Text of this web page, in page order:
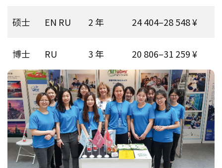
硕士 EN RU 2 年 24 404–28 548 ¥
博士 RU 3 年 20 806–31 259 ¥